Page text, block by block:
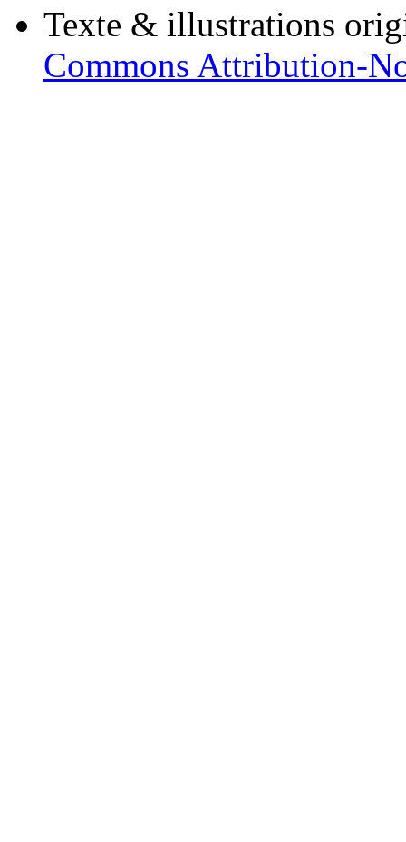
Texte & illustrations
Commons Attribution-